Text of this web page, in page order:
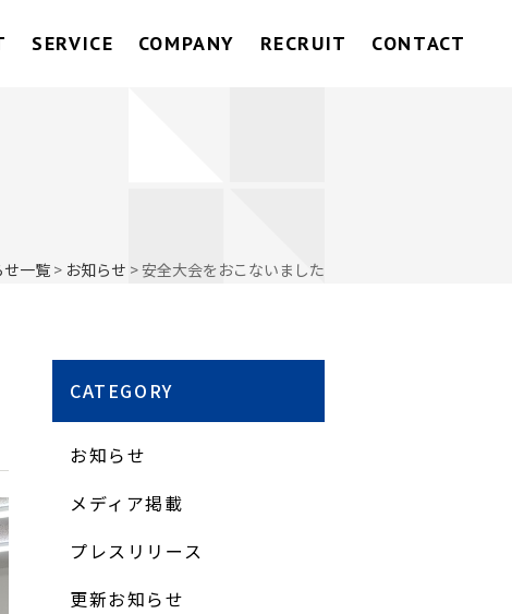
SERVICE COMPANY RECRUIT CONTACT
せ一覧 > お知らせ >安全大会をおこないました
CATEGORY
お知らせ
メディア掲載
プレスリリース
更新お知らせ